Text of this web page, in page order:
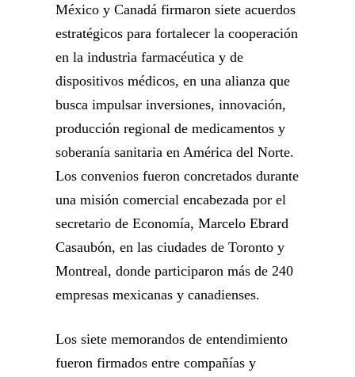
México y Canadá firmaron siete acuerdos
estratégicos para fortalecer la cooperación
en la industria farmacéutica y de
dispositivos médicos, en una alianza que
busca impulsar inversiones, innovación,
producción regional de medicamentos y
soberanía sanitaria en América del Norte.
Los convenios fueron concretados durante
una misión comercial encabezada por el
secretario de Economía, Marcelo Ebrard
Casaubón, en las ciudades de Toronto y
Montreal, donde participaron más de 240
empresas mexicanas y canadienses.
Los siete memorandos de entendimiento
fueron firmados entre compañías y